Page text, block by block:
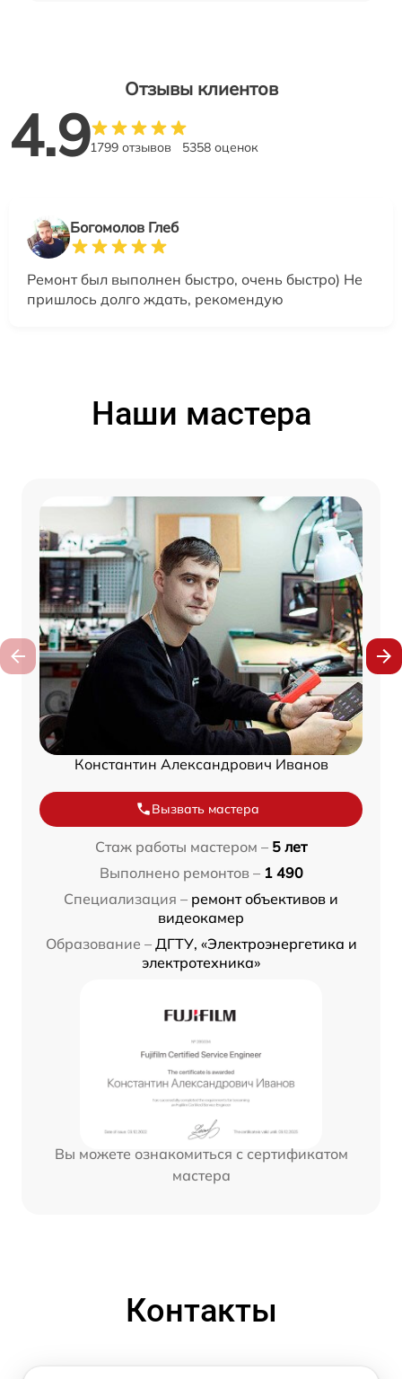
Отзывы клиентов
4.91799 отзывов 5358 оценок
Богомолов Глеб
Ремонт был выполнен быстро, очень быстро) Не
пришлось долго ждать, рекомендую
Наши мастера
Константин Александрович Иванов
Вызвать мастера
Стаж работы мастером – 5 лет
Выполнено ремонтов – 1 490
Специализация – ремонт объективов и
видеокамер
Образование – ДГТУ, «Электроэнергетика и
электротехника»
Вы можете ознакомиться с сертификатом
мастера
Контакты